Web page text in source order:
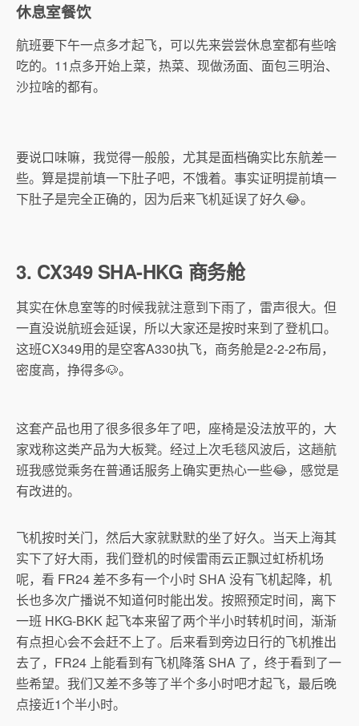
休息室餐饮
航班要下午一点多才起飞，可以先来尝尝休息室都有些啥
吃的。11点多开始上菜，热菜、现做汤面、面包三明治、
沙拉啥的都有。
要说口味嘛，我觉得一般般，尤其是面档确实比东航差一
些。算是提前填一下肚子吧，不饿着。事实证明提前填一
下肚子是完全正确的，因为后来飞机延误了好久😂。
3. CX349 SHA-HKG 商务舱
其实在休息室等的时候我就注意到下雨了，雷声很大。但
一直没说航班会延误，所以大家还是按时来到了登机口。
这班CX349用的是空客A330执飞，商务舱是2-2-2布局，
密度高，挣得多🐶。
这套产品也用了很多很多年了吧，座椅是没法放平的，大
家戏称这类产品为大板凳。经过上次毛毯风波后，这趟航
班我感觉乘务在普通话服务上确实更热心一些😂，感觉是
有改进的。
飞机按时关门，然后大家就默默的坐了好久。当天上海其
实下了好大雨，我们登机的时候雷雨云正飘过虹桥机场
呢，看 FR24 差不多有一个小时 SHA 没有飞机起降，机
长也多次广播说不知道何时能出发。按照预定时间，离下
一班 HKG-BKK 起飞本来留了两个半小时转机时间，渐渐
有点担心会不会赶不上了。后来看到旁边日行的飞机推出
去了，FR24 上能看到有飞机降落 SHA 了，终于看到了一
些希望。我们又差不多等了半个多小时吧才起飞，最后晚
点接近1个半小时。